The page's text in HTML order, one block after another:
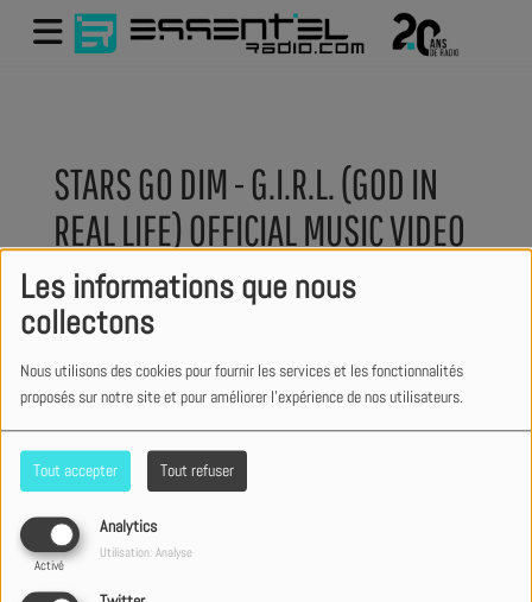
Les informations que nous
collectons
Nous utilisons des cookies pour fournir les services et les fonctionnalités
proposés sur notre site et pour améliorer l'expérience de nos utilisateurs.
Tout accepter Tout refuser
Analytics
Activé
Utilisation: Analyse
STARS GO DIM - G.I.R.L. (GOD IN
REAL LIFE) OFFICIAL MUSIC VIDEO